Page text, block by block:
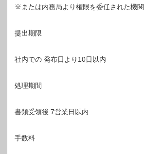
※または内務局より権限を委任された機関
提出期限
社内での 発布日より10日以内
処理期間
書類受領後 7営業日以内
手数料